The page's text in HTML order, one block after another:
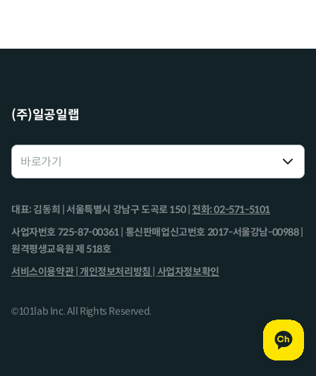
(주)일공일랩
대표: 김동희 | 서울특별시 강남구 도곡로 150 | 전화: 02-571-5101
사업자번호 725-87-00361 | 통신판매업신고번호 2017-서울강남-00988 |
원격평생교육원 제 518호
서비스이용약관 | 개인정보처리방침 | 사업자정보확인
©101lab Inc. All Rights Reserved.